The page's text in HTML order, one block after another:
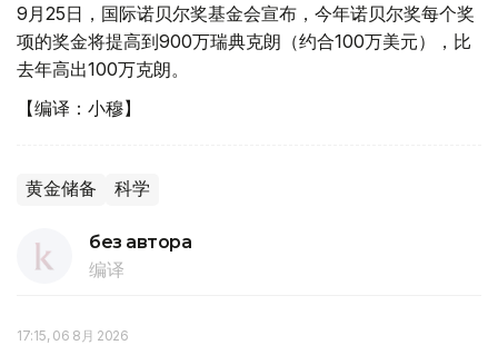
9月25日，国际诺贝尔奖基金会宣布，今年诺贝尔奖每个奖
项的奖金将提高到900万瑞典克朗（约合100万美元），比
去年高出100万克朗。
【编译：小穆】
黄金储备 科学
без автора
编译
17:15, 06 8月 2026